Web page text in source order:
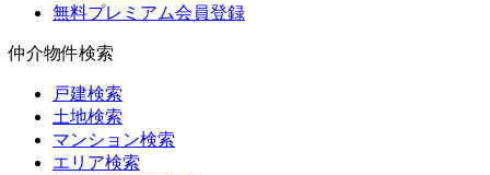
無料プレミアム会員登録
仲介物件検索
戸建検索
土地検索
マンション検索
エリア検索